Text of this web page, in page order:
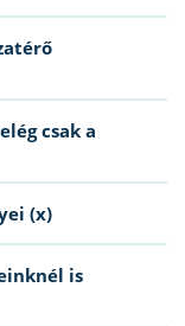
csak a
(x)
is